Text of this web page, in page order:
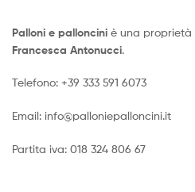
Palloni e palloncini è una proprietà
Francesca Antonucci.
Telefono: +39 333 591 6073
Email: info@palloniepalloncini.it
Partita iva: 018 324 806 67